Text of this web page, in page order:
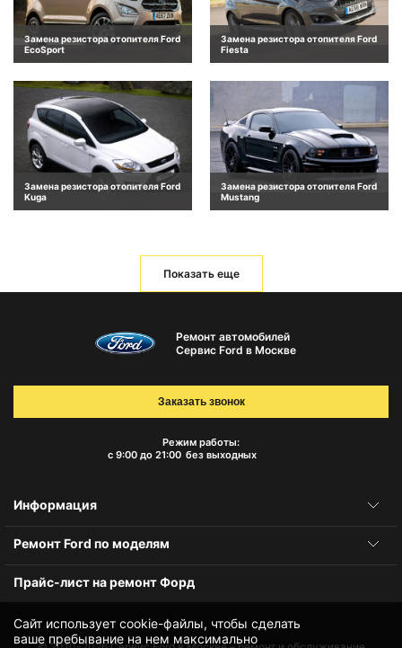
Замена резистора отопителя Ford
EcoSport
Замена резистора отопителя Ford
Fiesta
Замена резистора отопителя Ford
Kuga
Замена резистора отопителя Ford
Mustang
Показать еще
Сайт использует cookie-файлы, чтобы сделать
ваше пребывание на нем максимально
Ремонт автомобилей
Сервис Ford в Москве
Режим работы:
с 9:00 до 21:00 без выходных
Заказать звонок
Информация
Ремонт Ford по моделям
Прайс-лист на ремонт Форд